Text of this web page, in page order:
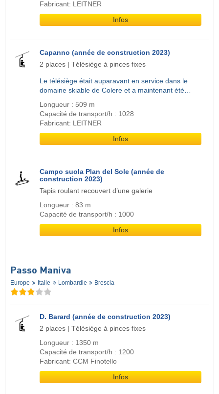
Fabricant: LEITNER
Infos
Capanno (année de construction 2023)
2 places | Télésiège à pinces fixes
Le télésiège était auparavant en service dans le
domaine skiable de Colere et a maintenant été…
Longueur : 509 m
Capacité de transport/h : 1028
Fabricant: LEITNER
Infos
Campo suola Plan del Sole (année de
construction 2023)
Tapis roulant recouvert d’une galerie
Longueur : 83 m
Capacité de transport/h : 1000
Infos
Passo Maniva
Europe Italie Lombardie Brescia
D. Barard (année de construction 2023)
2 places | Télésiège à pinces fixes
Longueur : 1350 m
Capacité de transport/h : 1200
Fabricant: CCM Finotello
Infos